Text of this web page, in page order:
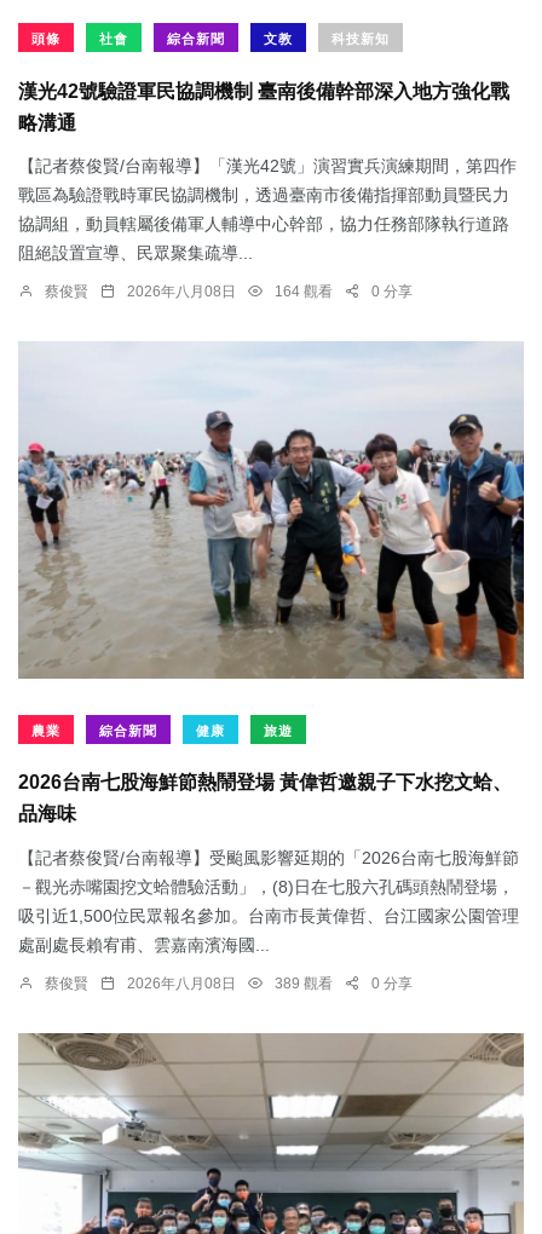
頭條 社會 綜合新聞 文教 科技新知
漢光42號驗證軍民協調機制 臺南後備幹部深入地方強化戰
略溝通
【記者蔡俊賢/台南報導】「漢光42號」演習實兵演練期間，第四作
戰區為驗證戰時軍民協調機制，透過臺南市後備指揮部動員暨民力
協調組，動員轄屬後備軍人輔導中心幹部，協力任務部隊執行道路
阻絕設置宣導、民眾聚集疏導...
蔡俊賢 2026年八月08日 164 觀看 0 分享
農業 綜合新聞 健康 旅遊
2026台南七股海鮮節熱鬧登場 黃偉哲邀親子下水挖文蛤、
品海味
【記者蔡俊賢/台南報導】受颱風影響延期的「2026台南七股海鮮節
－觀光赤嘴園挖文蛤體驗活動」，(8)日在七股六孔碼頭熱鬧登場，
吸引近1,500位民眾報名參加。台南市長黃偉哲、台江國家公園管理
處副處長賴宥甫、雲嘉南濱海國...
蔡俊賢 2026年八月08日 389 觀看 0 分享